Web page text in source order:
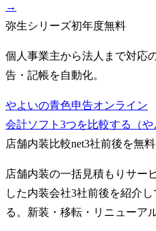
→
弥生シリーズ初年度無料
個人事業主から法人まで対応
告・記帳を自動化。
やよいの青色申告オンライン
会計ソフト3つを比較する（や
店舗内装比較net3社前後を無
店舗内装の一括見積もりサー
した内装会社3社前後を紹介
る。新装・移転・リニューア